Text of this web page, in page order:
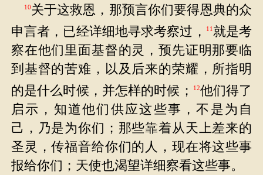
10关于这救恩，那预言你们要得恩典的众
申言者，已经详细地寻求考察过，
11就是考
察在他们里面基督的灵，预先证明那要临
到基督的苦难，以及后来的荣耀，所指明
的是什么时候，并怎样的时候；
12他们得了
启示，知道他们供应这些事，不是为自
己，乃是为你们；那些靠着从天上差来的
圣灵，传福音给你们的人，现在将这些事
报给你们；天使也渴望详细察看这些事。